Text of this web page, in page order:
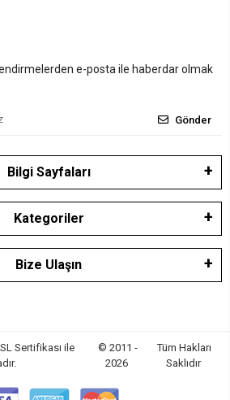
e-posta ile haberdar olmak
Gönder
Bilgi Sayfaları
Kategoriler
Bize Ulaşın
Sertifikası ile
© 2011 -
2026
Tüm Hakları
Saklıdır